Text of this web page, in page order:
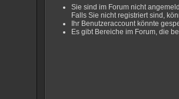
Sie sind im Forum nicht
Falls Sie nicht registriert sind,
Ihr Benutzeraccount könnte
Es gibt Bereiche im Forum, die